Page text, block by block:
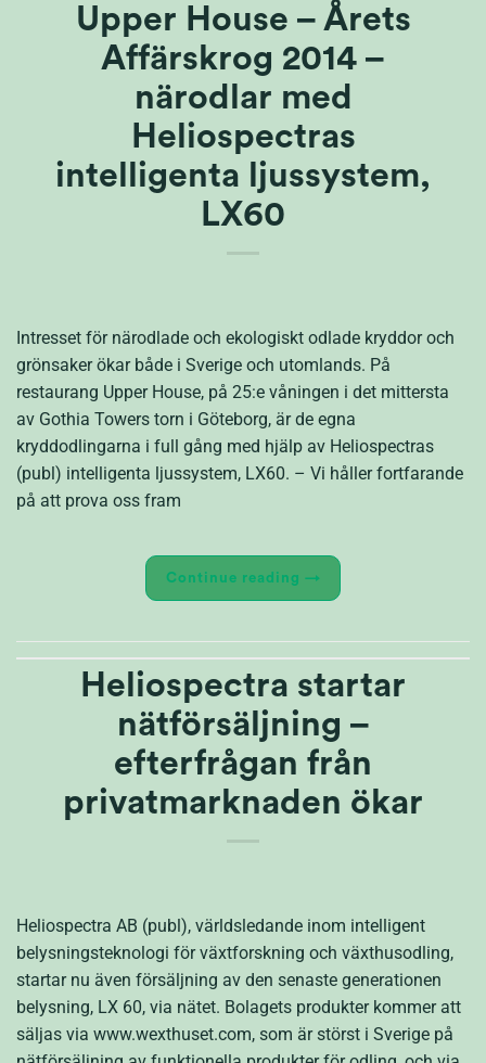
Upper House – Årets
Affärskrog 2014 –
närodlar med
Heliospectras
intelligenta ljussystem,
LX60
Intresset för närodlade och ekologiskt odlade kryddor och
grönsaker ökar både i Sverige och utomlands. På
restaurang Upper House, på 25:e våningen i det mittersta
av Gothia Towers torn i Göteborg, är de egna
kryddodlingarna i full gång med hjälp av Heliospectras
(publ) intelligenta ljussystem, LX60. – Vi håller fortfarande
på att prova oss fram
Continue reading →
Heliospectra startar
nätförsäljning –
efterfrågan från
privatmarknaden ökar
Heliospectra AB (publ), världsledande inom intelligent
belysningsteknologi för växtforskning och växthusodling,
startar nu även försäljning av den senaste generationen
belysning, LX 60, via nätet. Bolagets produkter kommer att
säljas via www.wexthuset.com, som är störst i Sverige på